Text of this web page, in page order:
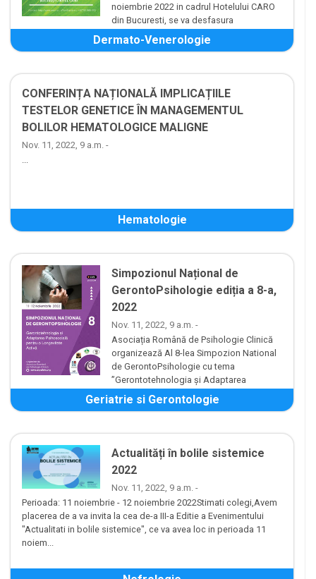
noiembrie 2022 in cadrul Hotelului CARO
din Bucuresti, se va desfasura
manifestarea medicala creditata cu puncte EMC: “Qvo Va...
Dermato-Venerologie
CONFERINȚA NAȚIONALĂ IMPLICAȚIILE
TESTELOR GENETICE ÎN MANAGEMENTUL
BOLILOR HEMATOLOGICE MALIGNE
Nov. 11, 2022, 9 a.m. -
Hematologie
Simpozionul Național de
GerontoPsihologie ediția a 8-a,
2022
Nov. 11, 2022, 9 a.m. -
Asociația Română de Psihologie Clinică
organizează Al 8-lea Simpozion National
de GerontoPsihologie cu tema
”Gerontotehnologia și Adaptarea
Psihosocială pentru o Longevitate Activă” ce se va desfăș...
Geriatrie si Gerontologie
Actualități în bolile sistemice
2022
Nov. 11, 2022, 9 a.m. -
Perioada: 11 noiembrie - 12 noiembrie 2022Stimati colegi,Avem
placerea de a va invita la cea de-a III-a Editie a Evenimentului
"Actualitati in bolile sistemice", ce va avea loc in perioada 11
noiem...